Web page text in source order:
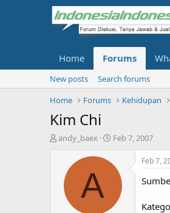
Home Forums
New posts
Search forums
Home
Forums Kehidupan
Kim Chi
T
andy_baex
S
r
a
Feb 7, 2007
A
Feb 7,